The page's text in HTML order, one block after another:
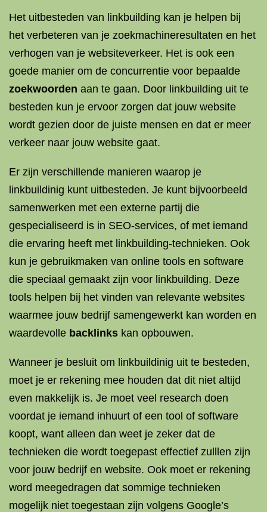
Het uitbesteden van linkbuilding kan je helpen bij
het verbeteren van je zoekmachineresultaten en het
verhogen van je websiteverkeer. Het is ook een
goede manier om de concurrentie voor bepaalde
zoekwoorden aan te gaan. Door linkbuilding uit te
besteden kun je ervoor zorgen dat jouw website
wordt gezien door de juiste mensen en dat er meer
verkeer naar jouw website gaat.
Er zijn verschillende manieren waarop je
linkbuildinig kunt uitbesteden. Je kunt bijvoorbeeld
samenwerken met een externe partij die
gespecialiseerd is in SEO-services, of met iemand
die ervaring heeft met linkbuilding-technieken. Ook
kun je gebruikmaken van online tools en software
die speciaal gemaakt zijn voor linkbuilding. Deze
tools helpen bij het vinden van relevante websites
waarmee jouw bedrijf samengewerkt kan worden en
waardevolle backlinks kan opbouwen.
Wanneer je besluit om linkbuildinig uit te besteden,
moet je er rekening mee houden dat dit niet altijd
even makkelijk is. Je moet veel research doen
voordat je iemand inhuurt of een tool of software
koopt, want alleen dan weet je zeker dat de
technieken die wordt toegepast effectief zulllen zijn
voor jouw bedrijf en website. Ook moet er rekening
word meegedragen dat sommige technieken
mogelijk niet toegestaan ​​zijn volgens Google’s